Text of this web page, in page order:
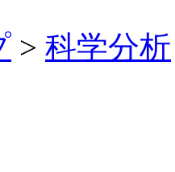
> 科学分析